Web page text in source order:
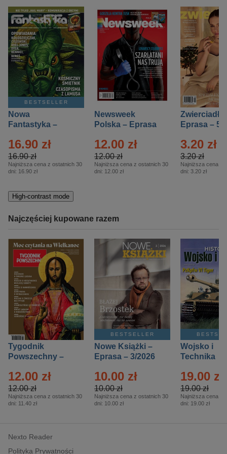
BESTSELLER
Nowa
Fantastyka –
16.90 zł
16.90 zł
Najniższa cena z ostatnich 30
dni: 16.90 zł
Newsweek
Polska – Eprasa
12.00 zł
12.00 zł
Najniższa cena z ostatnich 30
dni: 12.00 zł
Zwierciadło
Eprasa – 5/
3.20 zł
3.20 zł
Najniższa cena z
dni: 3.20 zł
High-contrast mode
Najczęściej kupowane razem
Tygodnik
Powszechny –
12.00 zł
12.00 zł
Najniższa cena z ostatnich 30
dni: 11.40 zł
BESTSELLER
Nowe Książki –
Eprasa – 3/2026
10.00 zł
10.00 zł
Najniższa cena z ostatnich 30
dni: 10.00 zł
Wojsko i
Technika
– 2/2026
19.00 zł
19.00 zł
Najniższa cena z
dni: 19.00 zł
Nexto Reader
Polityka Prywatności